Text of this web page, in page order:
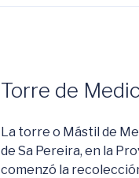
Torre de
La torre o Mástil de
de Sa Pereira, en la
comenzó la